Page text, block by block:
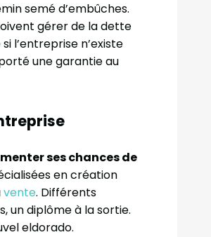
semé d’embûches.
gérer de la dette
l’entreprise n’existe
une garantie au
ses chances de
en création
vente. Différents
un diplôme à la sortie.
eldorado.